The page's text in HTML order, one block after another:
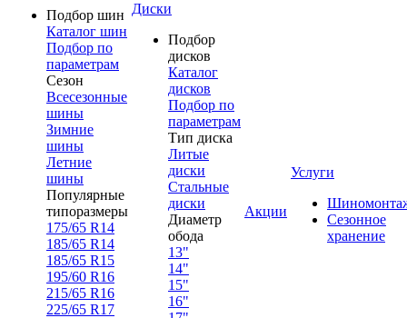
Подбор шин
Каталог шин
Подбор по
параметрам
Сезон
Всесезонные
шины
Зимние
шины
Летние
шины
Популярные
типоразмеры
175/65 R14
185/65 R14
185/65 R15
195/60 R16
215/65 R16
225/65 R17
Диски
Подбор
дисков
Каталог
дисков
Подбор по
параметрам
Тип диска
Литые
диски
Стальные
диски
Диаметр
обода
13"
14"
15"
16"
Акции
Услуги
Сезонное
хранение